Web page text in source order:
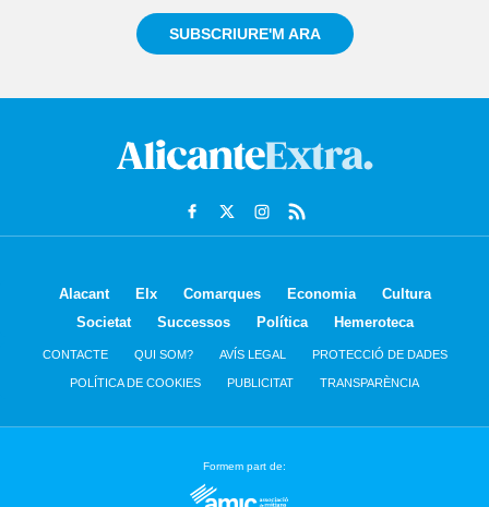
SUBSCRIURE'M ARA
Alacant Elx Comarques Economia
Cultura
Societat
Successos Política Hemeroteca
CONTACTE QUI SOM? AVÍS LEGAL PROTECCIÓ DE DADES
POLÍTICA DE COOKIES PUBLICITAT TRANSPARÈNCIA
Formem part de: